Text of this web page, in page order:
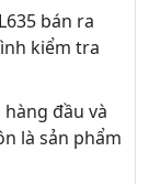
bán ra
kiểm tra
đầu và
là sản phẩm